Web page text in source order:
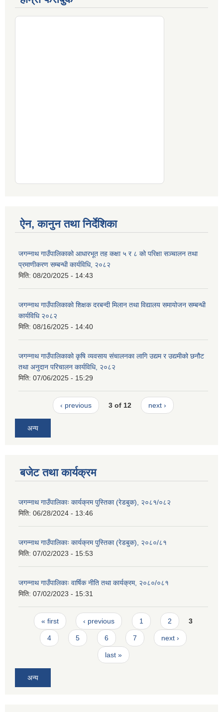
ऐन, कानुन तथा निर्देशिका
जगन्नाथ गाउँपालिकाको आधारभूत तह कक्षा ५ र ८ को परिक्षा सञ्चालन तथा
प्रमाणीकरण सम्बन्धी कार्यविधि, २०८२
मिति: 08/20/2025 - 14:43
जगन्नाथ गाउँपालिकाको शिक्षक दरबन्दी मिलान तथा विद्यालय समायोजन सम्बन्धी
कार्यविधि २०८२
मिति: 08/16/2025 - 14:40
जगन्नाथ गाउँपालिकाको क‍ृषि व्यवसाय संचालनका लागि उद्यम र उद्यमीको छनौट
तथा अनुदान परिचालन कार्यविधि, २०८२
मिति: 07/06/2025 - 15:29
‹ previous 3 of 12 next ›
अन्य
बजेट तथा कार्यक्रम
जगन्नाथ गाउँपालिकाः कार्यक्रम पुस्तिका (रेडबुक), २०८१/०८२
मिति: 06/28/2024 - 13:46
जगन्नाथ गाउँपालिकाः कार्यक्रम पुस्तिका (रेडबुक), २०८०/८१
मिति: 07/02/2023 - 15:53
जगन्नाथ गाउँपालिकाः वार्षिक नीति तथा कार्यक्रम, २०८०/०८१
मिति: 07/02/2023 - 15:31
Pages
« first ‹ previous 1 2 3
4 5 6 7 next ›
last »
अन्य